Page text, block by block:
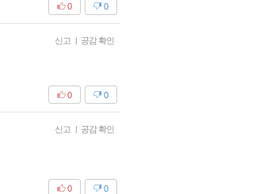
0
0
신고 | 공감 확인
0
0
신고 | 공감 확인
0
0